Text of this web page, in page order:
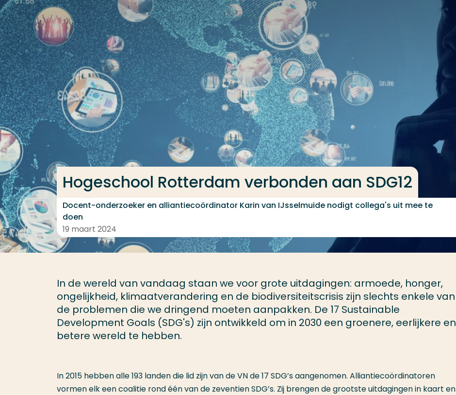
Ga direct naar de content
Hogeschool Rotterdam verbonden aan SDG12
Docent-onderzoeker en alliantiecoördinator Karin van IJsselmuide nodigt collega's uit mee te
doen
19 maart 2024
In de wereld van vandaag staan we voor grote uitdagingen: armoede, honger,
ongelijkheid, klimaatverandering en de biodiversiteitscrisis zijn slechts enkele van
de problemen die we dringend moeten aanpakken. De 17 Sustainable
Development Goals (SDG's) zijn ontwikkeld om in 2030 een groenere, eerlijkere en
betere wereld te hebben.
In 2015 hebben alle 193 landen die lid zijn van de VN de 17 SDG’s aangenomen. Alliantiecoördinatoren
vormen elk een coalitie rond één van de zeventien SDG’s. Zij brengen de grootste uitdagingen in kaart en
Veel gezocht
Opleiding
Contact